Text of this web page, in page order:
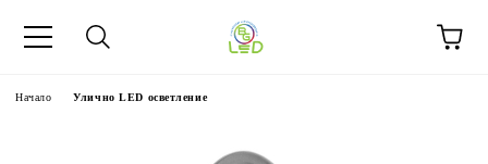
Начало Улично LED осветление